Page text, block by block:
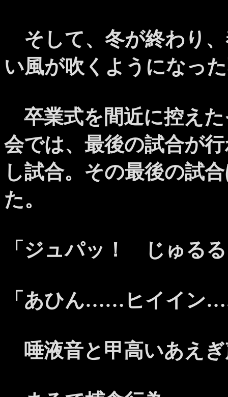
そして、冬が終わり
い風が吹くようになっ
卒業式を間近に控え
会では、最後の試合が
し試合。その最後の試
た。
「ジュパッ！ じゅる
「あひん……ヒイイン
唾液音と甲高いあえ